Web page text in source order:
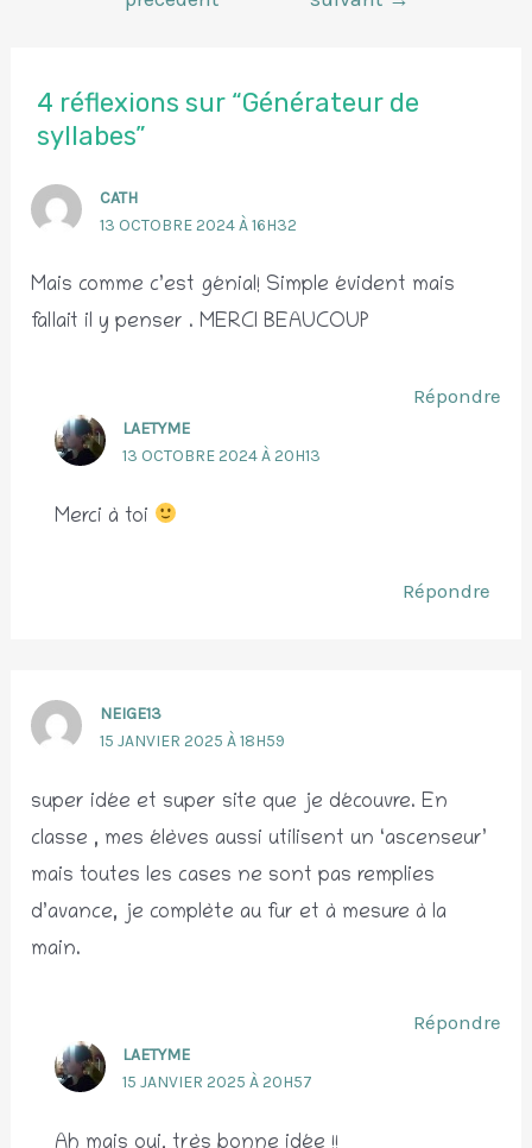
4 réflexions sur “Générateur de
syllabes”
CATH
13 OCTOBRE 2024 À 16H32
Mais comme c’est génial! Simple évident mais
fallait il y penser . MERCI BEAUCOUP
Répondre
LAETYME
13 OCTOBRE 2024 À 20H13
Merci à toi
Répondre
NEIGE13
15 JANVIER 2025 À 18H59
super idée et super site que je découvre. En
classe , mes élèves aussi utilisent un ‘ascenseur’
mais toutes les cases ne sont pas remplies
d’avance, je complète au fur et à mesure à la
main.
Répondre
LAETYME
15 JANVIER 2025 À 20H57